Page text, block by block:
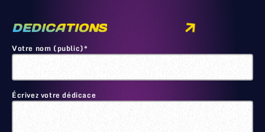
DEDICATIONS
Votre nom (public)*
Écrivez votre dédicace